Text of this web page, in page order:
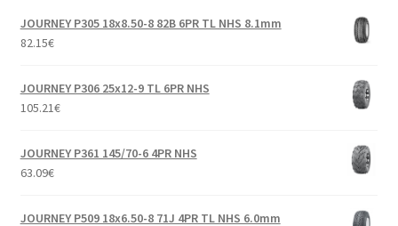
JOURNEY P305 18x8.50-8 82B 6PR TL NHS 8.1mm
82.15€
JOURNEY P306 25x12-9 TL 6PR NHS
105.21€
JOURNEY P361 145/70-6 4PR NHS
63.09€
JOURNEY P509 18x6.50-8 71J 4PR TL NHS 6.0mm